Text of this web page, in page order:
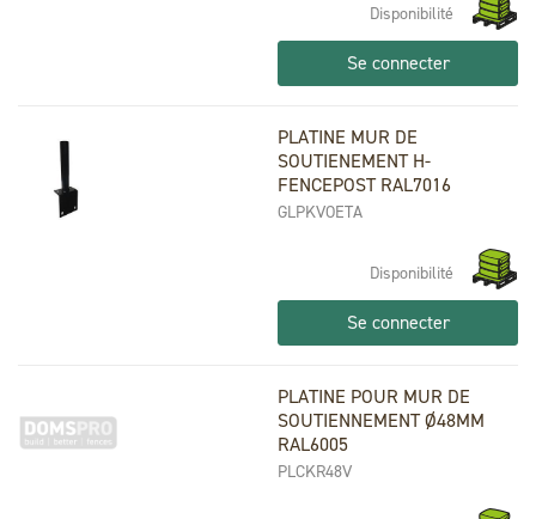
Disponibilité
Se connecter
PLATINE MUR DE
SOUTIENEMENT H-
FENCEPOST RAL7016
GLPKVOETA
Disponibilité
Se connecter
PLATINE POUR MUR DE
SOUTIENNEMENT Ø48MM
RAL6005
PLCKR48V